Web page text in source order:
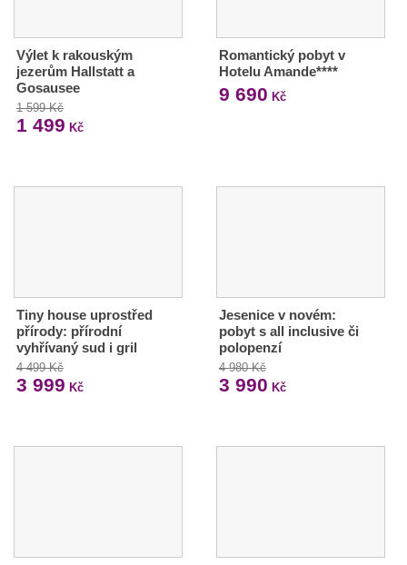
Výlet k rakouským
jezerům Hallstatt a
Gosausee
1 599 Kč
1 499 Kč
Romantický pobyt v
Hotelu Amande****
9 690 Kč
Tiny house uprostřed
přírody: přírodní
vyhřívaný sud i gril
4 499 Kč
3 999 Kč
Jesenice v novém:
pobyt s all inclusive či
polopenzí
4 980 Kč
3 990 Kč